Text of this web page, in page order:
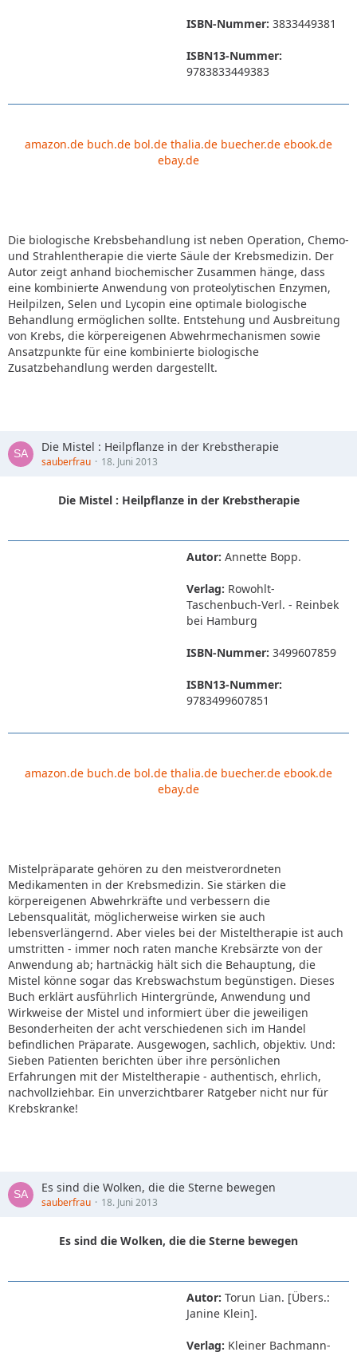
ISBN-Nummer: 3833449381
ISBN13-Nummer:
9783833449383
amazon.de buch.de bol.de thalia.de buecher.de ebook.de
ebay.de
Die biologische Krebsbehandlung ist neben Operation, Chemo-
und Strahlentherapie die vierte Säule der Krebsmedizin. Der
Autor zeigt anhand biochemischer Zusammen hänge, dass
eine kombinierte Anwendung von proteolytischen Enzymen,
Heilpilzen, Selen und Lycopin eine optimale biologische
Behandlung ermöglichen sollte. Entstehung und Ausbreitung
von Krebs, die körpereigenen Abwehrmechanismen sowie
Ansatzpunkte für eine kombinierte biologische
Zusatzbehandlung werden dargestellt.
Die Mistel : Heilpflanze in der Krebstherapie
sauberfrau 18. Juni 2013
Die Mistel : Heilpflanze in der Krebstherapie
Autor: Annette Bopp.
Verlag: Rowohlt-
Taschenbuch-Verl. - Reinbek
bei Hamburg
ISBN-Nummer: 3499607859
ISBN13-Nummer:
9783499607851
amazon.de buch.de bol.de thalia.de buecher.de ebook.de
ebay.de
Mistelpräparate gehören zu den meistverordneten
Medikamenten in der Krebsmedizin. Sie stärken die
körpereigenen Abwehrkräfte und verbessern die
Lebensqualität, möglicherweise wirken sie auch
lebensverlängernd. Aber vieles bei der Misteltherapie ist auch
umstritten - immer noch raten manche Krebsärzte von der
Anwendung ab; hartnäckig hält sich die Behauptung, die
Mistel könne sogar das Krebswachstum begünstigen. Dieses
Buch erklärt ausführlich Hintergründe, Anwendung und
Wirkweise der Mistel und informiert über die jeweiligen
Besonderheiten der acht verschiedenen sich im Handel
befindlichen Präparate. Ausgewogen, sachlich, objektiv. Und:
Sieben Patienten berichten über ihre persönlichen
Erfahrungen mit der Misteltherapie - authentisch, ehrlich,
nachvollziehbar. Ein unverzichtbarer Ratgeber nicht nur für
Krebskranke!
Es sind die Wolken, die die Sterne bewegen
sauberfrau 18. Juni 2013
Es sind die Wolken, die die Sterne bewegen
Autor: Torun Lian. [Übers.:
Janine Klein].
Verlag: Kleiner Bachmann-